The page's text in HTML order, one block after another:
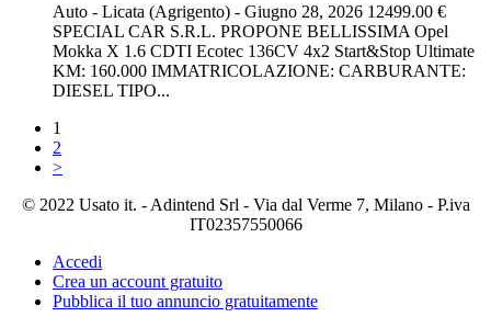
Auto - Licata (Agrigento) - Giugno 28, 2026 12499.00 €
SPECIAL CAR S.R.L. PROPONE BELLISSIMA Opel
Mokka X 1.6 CDTI Ecotec 136CV 4x2 Start&Stop Ultimate
KM: 160.000 IMMATRICOLAZIONE: CARBURANTE:
DIESEL TIPO...
1
2
>
© 2022 Usato it. - Adintend Srl - Via dal Verme 7, Milano - P.iva
IT02357550066
Accedi
Crea un account gratuito
Pubblica il tuo annuncio gratuitamente